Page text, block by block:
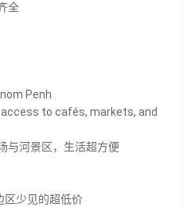
全
Penh
to cafés, markets, and
与河景区，生活超方便
少见的超低价